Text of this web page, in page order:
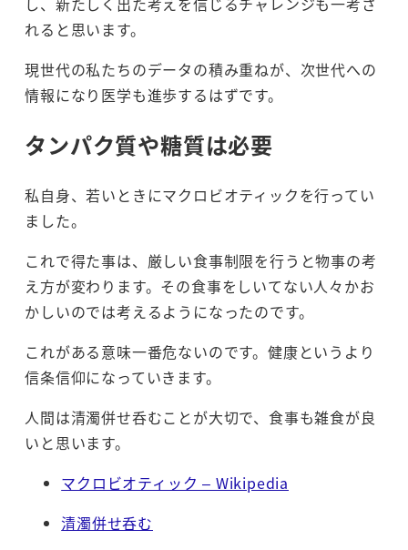
れると思います。
現世代の私たちのデータの積み重ねが、次世代への
情報になり医学も進歩するはずです。
タンパク質や糖質は必要
私自身、若いときにマクロビオティックを行ってい
ました。
これで得た事は、厳しい食事制限を行うと物事の考
え方が変わります。その食事をしいてない人々かお
かしいのでは考えるようになったのです。
これがある意味一番危ないのです。健康というより
信条信仰になっていきます。
人間は清濁併せ呑むことが大切で、食事も雑食が良
いと思います。
マクロビオティック – Wikipedia
清濁併せ呑む